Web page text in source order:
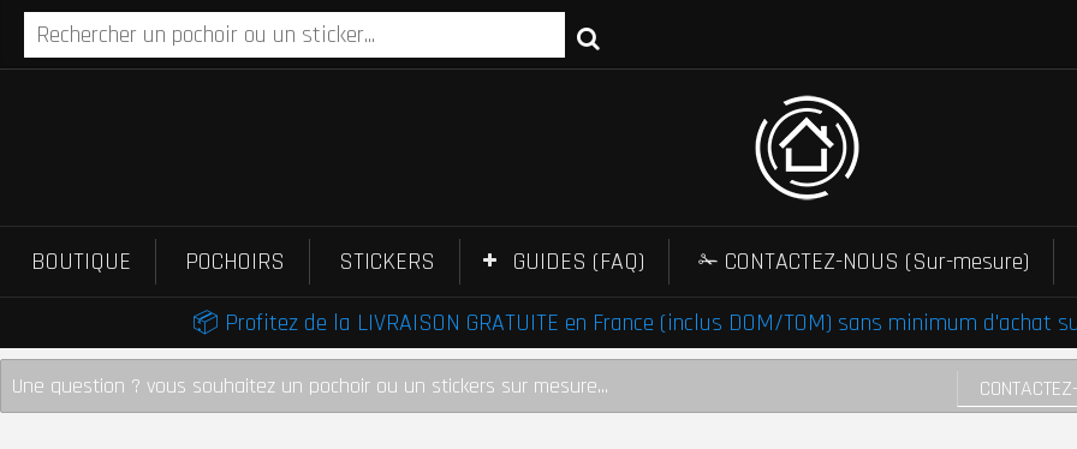
BOUTIQUE POCHOIRS STICKERS GUIDES (FAQ)
✁ CONTACTEZ-NOUS (Sur-mesure)
📦 Profitez de la LIVRAISON GRATUITE en France (inclus DOM/TOM) sans minimum d'achat
Une question ? vous souhaitez un pochoir ou un stickers sur mesure...